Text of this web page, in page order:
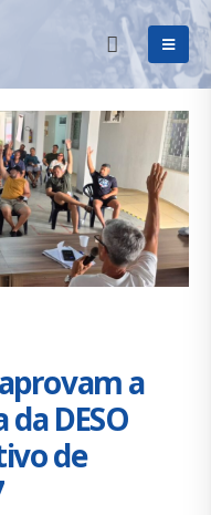
a
DESO
de